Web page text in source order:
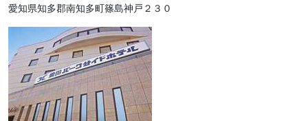
愛知県知多郡南知多町篠島神戸２３０